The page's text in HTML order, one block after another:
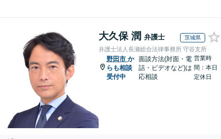
大久保 潤 弁護士 茨城県
弁護士法人長瀬総合法律事務所 守谷支所
野田市 か
らも相談
受付中
面談方法(対面・電
話・ビデオなど)は
応相談
営業時
間：本日
定休日